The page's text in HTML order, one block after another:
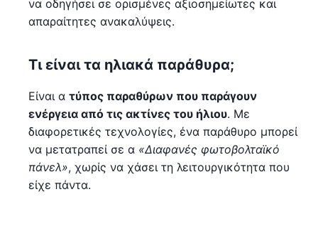
να οδηγήσει σε ορισμένες αξιοσημείωτες και
απαραίτητες ανακαλύψεις.
Τι είναι τα ηλιακά παράθυρα;
Είναι α τύπος παραθύρων που παράγουν
ενέργεια από τις ακτίνες του ήλιου. Με
διαφορετικές τεχνολογίες, ένα παράθυρο μπορεί
να μετατραπεί σε α «Διαφανές φωτοβολταϊκό
πάνελ», χωρίς να χάσει τη λειτουργικότητα που
είχε πάντα.